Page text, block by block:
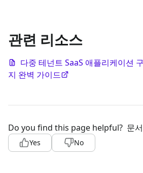
관련 리소스
다중 테넌트 SaaS 애플리케이션
지 완벽 가이드
Do you find this page helpful?
Yes No
문